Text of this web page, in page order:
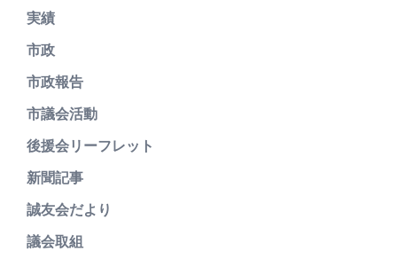
実績
市政
市政報告
市議会活動
後援会リーフレット
新聞記事
誠友会だより
議会取組